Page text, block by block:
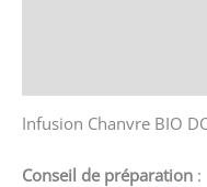
Infusion Chanvre BIO
Conseil de préparation :